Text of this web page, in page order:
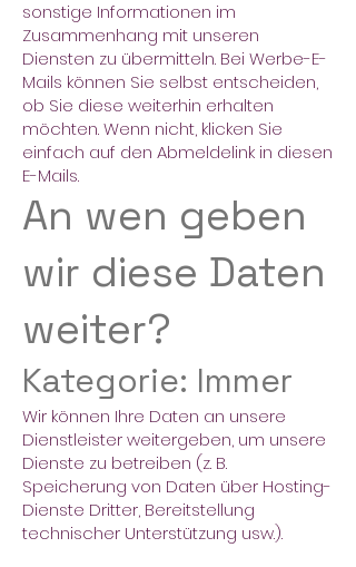
sonstige Informationen im
Zusammenhang mit unseren
Diensten zu übermitteln. Bei Werbe-E-
Mails können Sie selbst entscheiden,
ob Sie diese weiterhin erhalten
möchten. Wenn nicht, klicken Sie
einfach auf den Abmeldelink in diesen
E-Mails.
An wen geben
wir diese Daten
weiter?
Kategorie: Immer
Wir können Ihre Daten an unsere
Dienstleister weitergeben, um unsere
Dienste zu betreiben (z. B.
Speicherung von Daten über Hosting-
Dienste Dritter, Bereitstellung
technischer Unterstützung usw.).